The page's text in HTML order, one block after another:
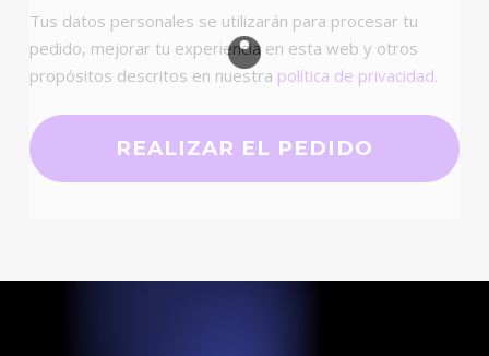
Tus datos personales se utilizarán para procesar tu
pedido, mejorar tu experiencia en esta web y otros
propósitos descritos en nuestra política de privacidad.
REALIZAR EL PEDIDO